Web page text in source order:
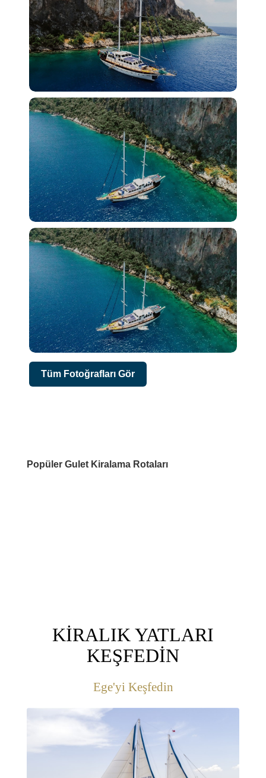
Tüm Fotoğrafları Gör
Popüler Gulet Kiralama Rotaları
KİRALIK YATLARI
KEŞFEDİN
Ege'yi Keşfedin